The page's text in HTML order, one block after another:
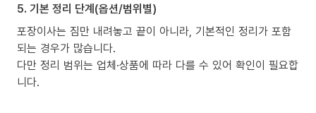
5. 기본 정리 단계(옵션/범위별)
포장이사는 짐만 내려놓고 끝이 아니라, 기본적인 정리가 포함
되는 경우가 많습니다.
다만 정리 범위는 업체·상품에 따라 다를 수 있어 확인이 필요합
니다.